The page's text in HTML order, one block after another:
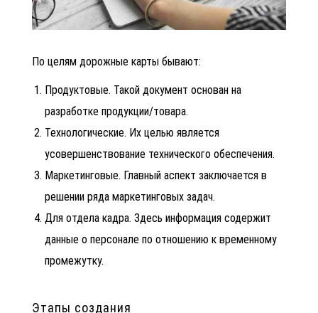
По целям дорожные карты бывают:
Продуктовые. Такой документ основан на
разработке продукции/товара.
Технологические. Их целью является
усовершенствование технического обеспечения.
Маркетинговые. Главный аспект заключается в
решении ряда маркетинговых задач.
Для отдела кадра. Здесь информация содержит
данные о персонале по отношению к временному
промежутку.
Этапы создания